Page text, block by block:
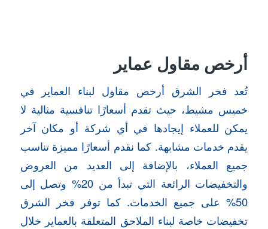
أرخص مقاول عماير
تُعد فخر الشرق أرخص مقاول لبناء العماير في
خميس مشيط، حيث تقدم أسعارًا تنافسية مثالية لا
يمكن للعملاء إيجادها في أي شركة أو مكان آخر
يقدم خدمات مشابهة. كما نقدم أسعارًا مميزة تناسب
جميع العملاء، بالإضافة إلى العديد من العروض
والتخفيضات الرائعة التي تبدأ من 20% وتصل إلى
50% على جميع الخدمات. كما توفر فخر الشرق
تخفيضات خاصة لبناء الملاحق المتعلقة بالعماير خلال